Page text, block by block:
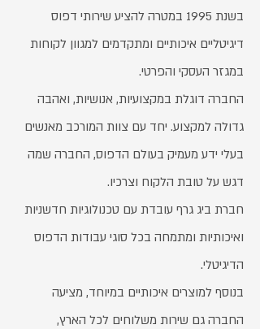
בשנת 1995 במטרה להציע שירותי דפוס
דיגיטליים איכותיים ומתקדמים למגוון לקוחות
במגזר העסקי והפרטי.
החברה דוגלת במקצועיות, אנושיות, ואהבה
גדולה למקצוע. יחד עם צוות המורכב מאנשים
בעלי ידע מעמיק בעולם הדפוס, החברה שמה
דגש על טובת הלקוח וצרכיו.
חברת ביג גרף עובדת עם טכנולוגיות חדשניות
ואיכותיות ומתמחה בכל סוגי עבודות הדפוס
הדיגיטלי.
בנוסף למוצרים איכותיים במיוחד, מציעה
החברה גם שירות משלוחים לכל הארץ,